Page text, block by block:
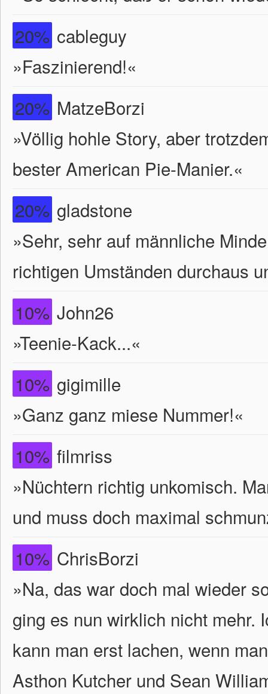
20% cableguy
»Faszinierend!«
20% MatzeBorzi
»Völlig hohle Story, aber
bester American Pie-Manier.«
20% gladstone
»Sehr, sehr auf männliche
richtigen Umständen durchaus
10% John26
»Teenie-Kack...«
10% gigimille
»Ganz ganz miese Nummer!«
10% filmriss
»Nüchtern richtig unkomisch.
und muss doch maximal
10% ChrisBorzi
»Na, das war doch mal wieder
ging es nun wirklich nicht mehr.
kann man erst lachen, wenn
Asthon Kutcher und Sean